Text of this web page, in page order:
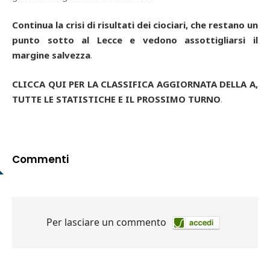
Continua la crisi di risultati dei ciociari, che restano un
punto sotto al Lecce e vedono assottigliarsi il
margine salvezza.
CLICCA QUI PER LA CLASSIFICA AGGIORNATA DELLA A,
TUTTE LE STATISTICHE E IL PROSSIMO TURNO.
Commenti